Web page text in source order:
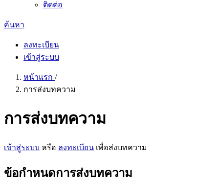
ติดต่อ
ค้นหา
ลงทะเบียน
เข้าสู่ระบบ
หน้าแรก /
การส่งบทความ
การส่งบทความ
เข้าสู่ระบบ หรือ ลงทะเบียน เพื่อส่งบทความ
ข้อกำหนดการส่งบทความ